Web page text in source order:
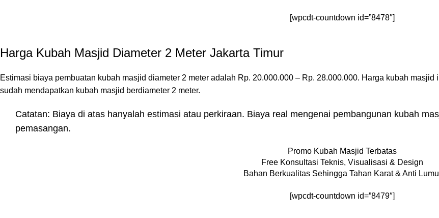
[wpcdt-countdown id=”8478″]
Harga Kubah Masjid Diameter 2 Meter Jakarta Timur
Estimasi biaya pembuatan kubah masjid diameter 2 meter adalah Rp. 20.000.000 – Rp. 28.000.000. Harga kubah
sudah mendapatkan kubah masjid berdiameter 2 meter.
Catatan: Biaya di atas hanyalah estimasi atau perkiraan. Biaya real mengenai pembangunan kubah
pemasangan.
Promo Kubah Masjid Terbatas
Free Konsultasi Teknis, Visualisasi & Design
Bahan Berkualitas Sehingga Tahan Karat & Anti
[wpcdt-countdown id=”8479″]